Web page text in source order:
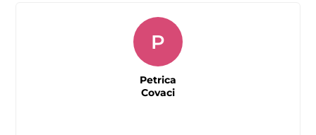
P
Petrica
Covaci